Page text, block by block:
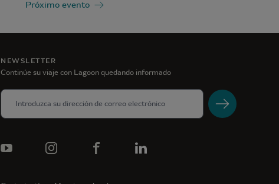
Próximo evento
NEWSLETTER
Continúe su viaje con Lagoon quedando informado